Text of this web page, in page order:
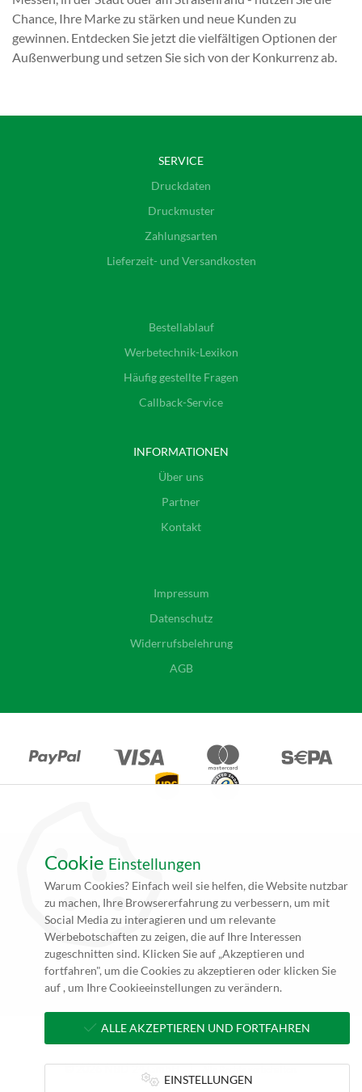
Chance, Ihre Marke zu stärken und neue Kunden zu
gewinnen. Entdecken Sie jetzt die vielfältigen Optionen der
Außenwerbung und setzen Sie sich von der Konkurrenz ab.
SERVICE
Druckdaten
Druckmuster
Zahlungsarten
Lieferzeit- und Versandkosten
Bestellablauf
Werbetechnik-Lexikon
Häufig gestellte Fragen
Callback-Service
INFORMATIONEN
Über uns
Partner
Kontakt
Impressum
Datenschutz
Widerrufsbelehrung
AGB
*Alle Angebote auf unseren Seiten gelten ausschließlich für
Gewerbetreibende. Alle Preisangaben auf unseren Seiten verstehen
sich daher (rein netto, zzgl. 19% MwSt.) und Versandkosten. Falls
nicht angegeben beträgt die Lieferzeit innerhalb Deutschlands ca. 4
bis 5 Werktage (5 bis 10 Werktage per Spedition) nach
Zahlungseingang und Erhalt der druckfertigen Daten.
**zzgl. Versandkosten
© 2026 NBD 24 GmbH
Cookie Einstellungen
Warum Cookies? Einfach weil sie helfen, die Website nutzbar
zu machen, Ihre Browsererfahrung zu verbessern, um mit
Social Media zu interagieren und um relevante
Werbebotschaften zu zeigen, die auf Ihre Interessen
zugeschnitten sind. Klicken Sie auf „Akzeptieren und
fortfahren", um die Cookies zu akzeptieren oder klicken Sie
auf , um Ihre Cookieeinstellungen zu verändern.
ALLE AKZEPTIEREN UND FORTFAHREN
EINSTELLUNGEN